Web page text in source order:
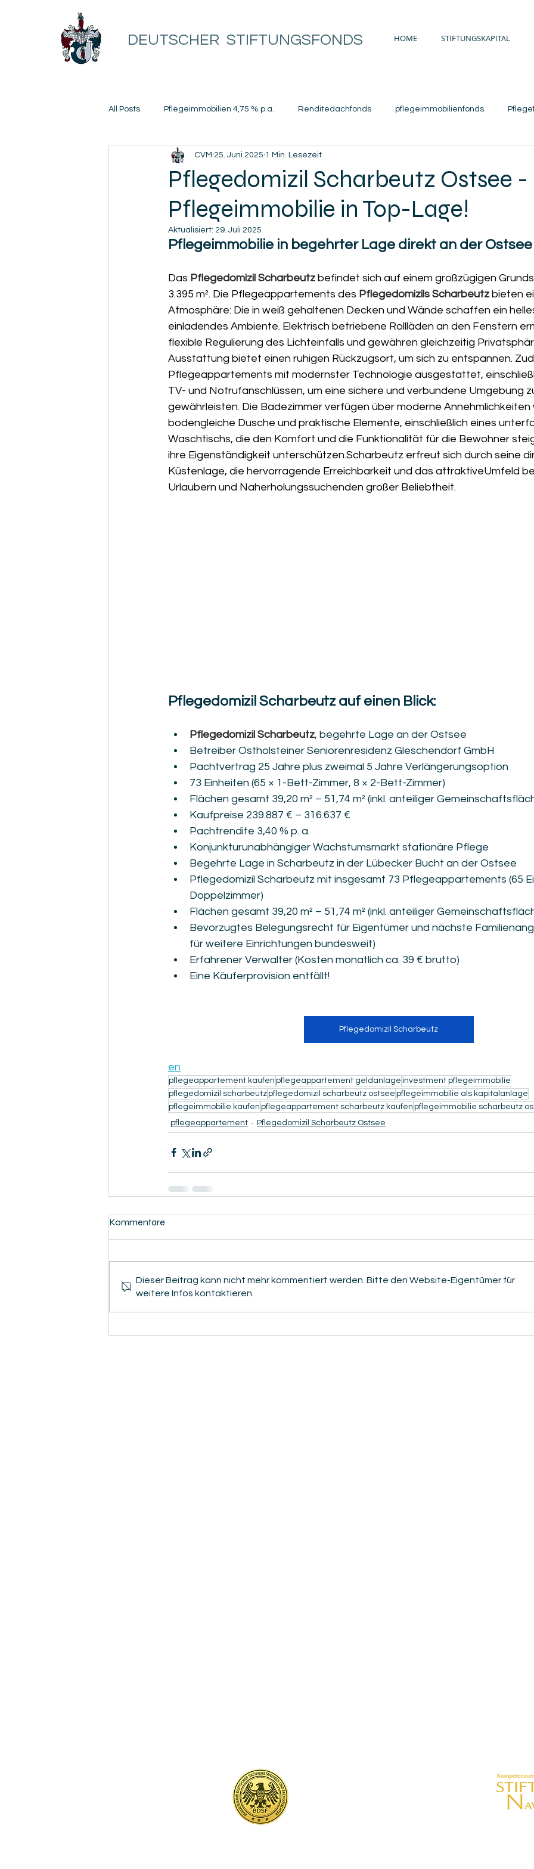
DEUTSCHER STIFTUNGSFONDS HOME STIFTUNGSKAPITAL
All Posts Pflegeimmobilien 4,75 % p.a. Renditedachfonds pflegeimmobilienfonds
Renditefonds 4,75 % p.a. monatlich pflegeappartement
Betreutes Wohnen Bad Gögging Bayern Spezial-AIF Pflegefonds-Spezial-AIF
pflegeimmobilien pflegeimmobilien Stiftungskapital
Pflegedomizil Scharbeutz Ostsee -
Pflegeimmobilie in Top-Lage!
CVM 25. Juni 2025 1 Min. Lesezeit
Aktualisiert: 29. Juli 2025
Pflegeimmobilie in begehrter Lage direkt an der
Das Pflegedomizil Scharbeutz befindet sich auf einem großzügigen
3.395 m². Die Pflegeappartements des Pflegedomizils Scharbeutz bieten
Atmosphäre: Die in weiß gehaltenen Decken und Wände schaffen ein
einladendes Ambiente. Elektrisch betriebene Rollläden an den Fenstern
flexible Regulierung des Lichteinfalls und gewähren gleichzeitig
Ausstattung bietet einen ruhigen Rückzugsort, um sich zu entspannen.
Pflegeappartements mit modernster Technologie ausgestattet,
TV- und Notrufanschlüssen, um eine sichere und verbundene Umgebung
gewährleisten. Die Badezimmer verfügen über moderne
bodengleiche Dusche und praktische Elemente, einschließlich eines
Waschtischs, die den Komfort und die Funktionalität für die Bewohner
ihre Eigenständigkeit unterschützen.Scharbeutz erfreut sich durch seine
Küstenlage, die hervorragende Erreichbarkeit und das attraktiveUmfeld
Urlaubern und Naherholungssuchenden großer Beliebtheit.
Pflegedomizil Scharbeutz auf einen Blick:
Pflegedomizil Scharbeutz, begehrte Lage an der Ostsee
Betreiber Ostholsteiner Seniorenresidenz Gleschendorf GmbH
Pachtvertrag 25 Jahre plus zweimal 5 Jahre Verlängerungsoption
73 Einheiten (65 × 1-Bett-Zimmer, 8 × 2-Bett-Zimmer)
Flächen gesamt 39,20 m² – 51,74 m² (inkl. anteiliger
Kaufpreise 239.887 € – 316.637 €
Pachtrendite 3,40 % p. a.
Konjunkturunabhängiger Wachstumsmarkt stationäre Pflege
Begehrte Lage in Scharbeutz in der Lübecker Bucht an der Ostsee
Pflegedomizil Scharbeutz mit insgesamt 73 Pflegeappartements (65
Doppelzimmer)
Flächen gesamt 39,20 m² – 51,74 m² (inkl. anteiliger
Bevorzugtes Belegungsrecht für Eigentümer und nächste
für weitere Einrichtungen bundesweit)
Erfahrener Verwalter (Kosten monatlich ca. 39 € brutto)
Eine Käuferprovision entfällt!
Pflegedomizil Scharbeutz
en
pflegeappartement kaufen pflegeappartement geldanlage investment pflegeimmobilie
pflegedomizil scharbeutzpflegedomizil scharbeutz ostsee pflegeimmobilie als kapitalanlage
pflegeimmobilie kaufen pflegeappartement scharbeutz kaufen pflegeimmobilie scharbeutz
pflegeappartement
Pflegedomizil Scharbeutz Ostsee
Kommentare
Dieser Beitrag kann nicht mehr kommentiert werden. Bitte den Website-Eigentümer für
weitere Infos kontaktieren.